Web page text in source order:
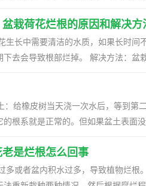
条放进生根水中，浸泡差不多5分钟
。或者是在植株烂根后，修剪完腐烂
定不能太多，会超出根部的承受范
平时注意合理的施肥，坚持薄肥勤施
中可能会感染病虫害，比如根
质不对 原因：如果使用的土壤是黏重的碱性
法：需要更换上新的土壤，要求疏松
栽荷花烂根的原因和解决方
去会导致根部烂掉。 解决方法：盆
法不正确，滋生了细菌，可能会使
后需要进行消毒，然后再使用，如果
土壤，提供透气、营养的新基质。
：给橡皮树当天浇一次水后，等到第
根系就是正常的。但如果盆土表面
应出现了问题。养分供应不足时，
了，那么就要及时检查根部，有可能是
是烂根怎么回事
多或者盆内积水过多，导致植物烂根